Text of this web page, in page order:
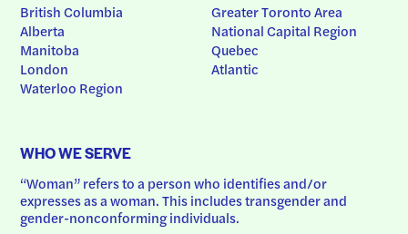
British Columbia
Alberta
Manitoba
London
Waterloo Region
Greater Toronto Area
National Capital Region
Quebec
Atlantic
WHO WE SERVE
“Woman” refers to a person who identifies and/or
expresses as a woman. This includes transgender and
gender-nonconforming individuals.